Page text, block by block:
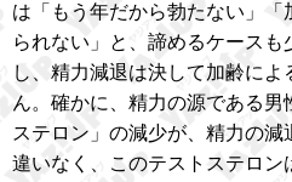
は「もう年だから勃たない」
られない」と、諦めるケース
し、精力減退は決して加齢に
ん。確かに、精力の源である男
ステロン」の減少が、精力の減
違いなく、このテストステロン